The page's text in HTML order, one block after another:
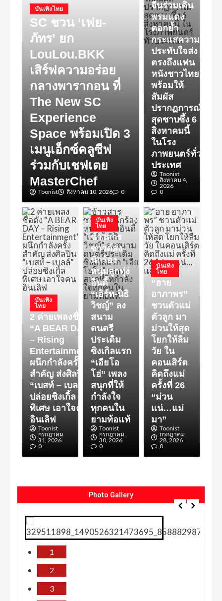
บันเทิงไทย
SC ชวน ‘เฟย-
ภัทร’ ยก
LouLou.BKK
เสิร์ฟความอร่อย
กลางพารากอน ที่
The New SC
Experience
Space พร้อมเปิด 3
เมนูเอ็กซ์คลูซีฟ
ร่วมกับเชฟเตย
MasterChef
Toonist สิงหาคม 10, 2026 0
จีนร่วมเดิน
พรมแดง
ตอกย้ำ
กระแสความ
ประทับใจส่ง
ตรงถึงแฟน
หนังชาวไทย
พร้อมให้
สัมผัส
ปรากฏการณ์
สุดซาบซึ้ง 6
สิงหาคมนี้
ในโรง
ภาพยนตร์ทั่ว
ประเทศ
Toonist
สิงหาคม 4,
2026
0
บันเทิง
ไทย
2 ค่ายเพลงชื่อดัง
“A BEAR DAY
– Rising
Entertainment”
ผนึกกำลังครั้ง
สำคัญ ส่งศิลปิน
“เบสท์ – เบลล์”
ปล่อยซิงเกิ้ล
พิเศษ เอาใจคน
อินเลิฟ
Toonist
กรกฎาคม
31, 2026
0
บันเทิง
ไทย
ข้าวสาร
ซาวด์ส่ง
นักร้อง
หนุ่มลูกทุ่ง
อินดี้
“เอิร์ท-นิธิ
วิชญ์” ลง
สนาม
ดนตรี
ประเดิม
ซิงเกิลแรก
“เอียโอ
โฮ่” เพลง
สนุกที่ให้
กำลังใจ
ทุกคนใน
ยามท้อแท้
Toonist
กรกฎาคม
30, 2026
0
บันเทิง
ไทย
“ฮาย
อาภาพร”
ชวนตัวแม่
ตัวลูก มา
ม่วนให้สุด
โยกให้ลืม
วัย ใน
คอนเสิร์ต
คิดถึงแม่
ครั้งที่ 26
“ม่วน
แน่…แม่
มา”
Toonist
กรกฎาคม
28, 2026
0
Photo Gallery
1
2
3